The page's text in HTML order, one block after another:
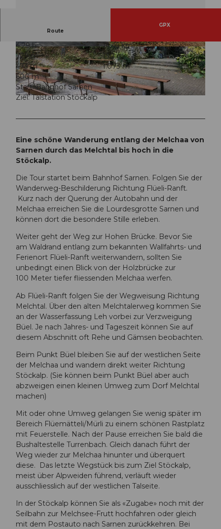
© Obwalden Tourismus, Obwalden Tourismus
© Obwalden Tourismus, Obwalden Tourismus © Obwalden Tourismus, Obwalden Tourismus
Route
GPX
4:29 h
14,45 km
729 m
130 m
473 m
1.073 m
600 m
Start: Bahnhof Sarnen
Ziel: Talstation Stöckalp
Eine schöne Wanderung entlang der Melchaa von
Sarnen durch das Melchtal bis hoch in die
Stöckalp.
Die Tour startet beim Bahnhof Sarnen. Folgen Sie der
Wanderweg-Beschilderung Richtung Flüeli-Ranft.
Kurz nach der Querung der Autobahn und der
Melchaa erreichen Sie die Lourdesgrotte Sarnen und
können dort die besondere Stille erleben.
Weiter geht der Weg zur Hohen Brücke. Bevor Sie
am Waldrand entlang zum bekannten Wallfahrts- und
Ferienort Flüeli-Ranft weiterwandern, sollten Sie
unbedingt einen Blick von der Holzbrücke zur
100 Meter tiefer fliessenden Melchaa werfen.
Ab Flüeli-Ranft folgen Sie der Wegweisung Richtung
Melchtal. Über den alten Melchtalerweg kommen Sie
an der Wasserfassung Leh vorbei zur Verzweigung
Büel. Je nach Jahres- und Tageszeit können Sie auf
diesem Abschnitt oft Rehe und Gämsen beobachten.
Beim Punkt Büel bleiben Sie auf der westlichen Seite
der Melchaa und wandern direkt weiter Richtung
Stöckalp. (Sie können beim Punkt Büel aber auch
abzweigen einen kleinen Umweg zum Dorf Melchtal
machen)
Mit oder ohne Umweg gelangen Sie wenig später im
Bereich Flüemätteli/Mürli zu einem schönen Rastplatz
mit Feuerstelle. Nach der Pause erreichen Sie bald die
Bushaltestelle Turrenbach. Gleich danach führt der
Weg wieder zur Melchaa hinunter und überquert
diese. Das letzte Wegstück bis zum Ziel Stöckalp,
meist über Alpweiden führend, verläuft wieder
ausschliesslich auf der westlichen Talseite.
In der Stöckalp können Sie als «Zugabe» noch mit der
Seilbahn zur Melchsee-Frutt hochfahren oder gleich
mit dem Postauto nach Sarnen zurückkehren. Bei